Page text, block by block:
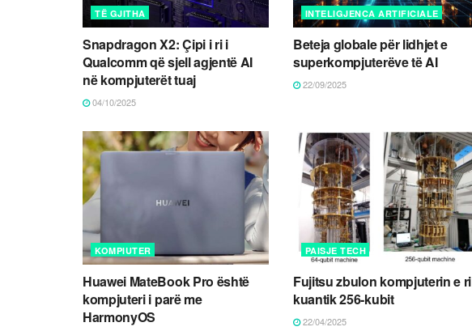
TË GJITHA
Snapdragon X2: Çipi i ri i
Qualcomm që sjell agjentë AI
në kompjuterët tuaj
04/10/2025
INTELIGJENCA ARTIFICIALE
Beteja globale për lidhjet e
superkompjuterëve të AI
22/09/2025
KOMPIUTER
Huawei MateBook Pro është
kompjuteri i parë me
HarmonyOS
PAISJE TECH
Fujitsu zbulon kompjuterin e ri
kuantik 256-kubit
22/04/2025